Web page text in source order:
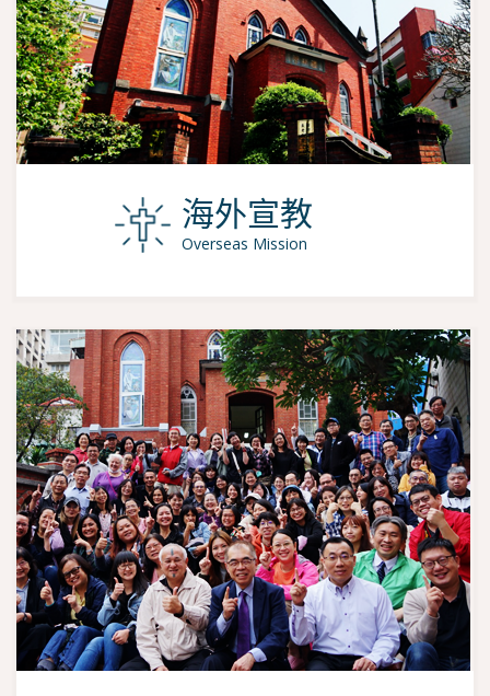
海外宣教
Overseas Mission